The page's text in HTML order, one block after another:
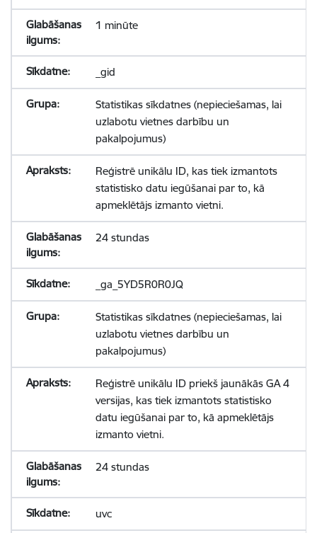
1 minūte
_gid
Statistikas sīkdatnes (nepieciešamas, lai
uzlabotu vietnes darbību un
pakalpojumus)
Reģistrē unikālu ID, kas tiek izmantots
statistisko datu iegūšanai par to, kā
apmeklētājs izmanto vietni.
24 stundas
_ga_5YD5R0R0JQ
Statistikas sīkdatnes (nepieciešamas, lai
uzlabotu vietnes darbību un
pakalpojumus)
Reģistrē unikālu ID priekš jaunākās GA 4
versijas, kas tiek izmantots statistisko
datu iegūšanai par to, kā apmeklētājs
izmanto vietni.
24 stundas
uvc